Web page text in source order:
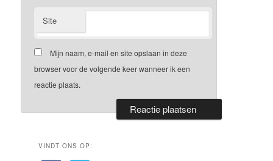
Site
Mijn naam, e-mail en site opslaan in deze
browser voor de volgende keer wanneer ik een
reactie plaats.
VINDT ONS OP: